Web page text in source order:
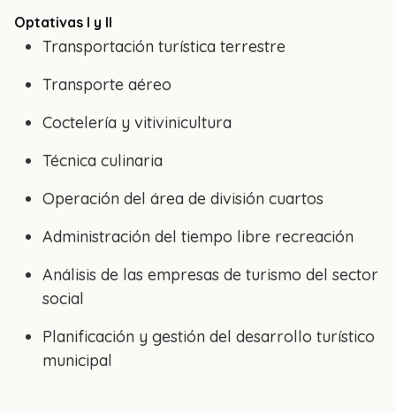
Optativas I y II
Transportación turística terrestre
Transporte aéreo
Coctelería y vitivinicultura
Técnica culinaria
Operación del área de división cuartos
Administración del tiempo libre recreación
Análisis de las empresas de turismo del sector
social
Planificación y gestión del desarrollo turístico
municipal